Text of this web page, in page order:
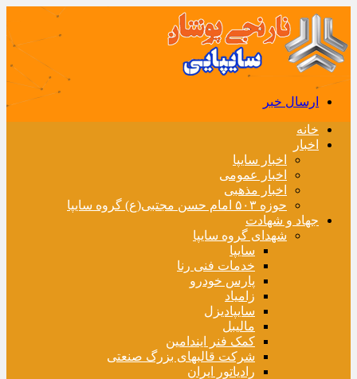
ارسال خبر
خانه
اخبار
اخبار سایپا
اخبار عمومی
اخبار مذهبی
حوزه ۵۰۳ امام حسن مجتبی(ع) گروه سایپا
جهاد و شهادت
شهدای گروه سایپا
سایپا
خدمات فنی رنا
پارس خودرو
زامیاد
سایپادیزل
مالیبل
کمک فنر ایندامین
شرکت قالبهای بزرگ صنعتی
رادیاتور ایران